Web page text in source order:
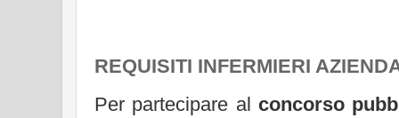
REQUISITI INFERMIERI
Per partecipare al concorso